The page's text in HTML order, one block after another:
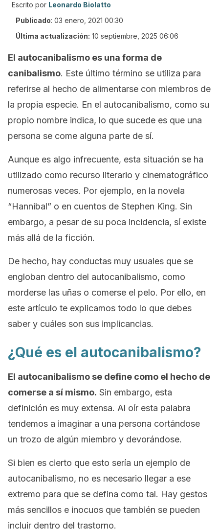
Escrito por Leonardo Biolatto
Publicado: 03 enero, 2021 00:30
Última actualización: 10 septiembre, 2025 06:06
El autocanibalismo es una forma de
canibalismo. Este último término se utiliza para
referirse al hecho de alimentarse con miembros de
la propia especie. En el autocanibalismo, como su
propio nombre indica, lo que sucede es que una
persona se come alguna parte de sí.
Aunque es algo infrecuente, esta situación se ha
utilizado como recurso literario y cinematográfico
numerosas veces. Por ejemplo, en la novela
“Hannibal” o en cuentos de Stephen King. Sin
embargo, a pesar de su poca incidencia, sí existe
más allá de la ficción.
De hecho, hay conductas muy usuales que se
engloban dentro del autocanibalismo, como
morderse las uñas o comerse el pelo. Por ello, en
este artículo te explicamos todo lo que debes
saber y cuáles son sus implicancias.
¿Qué es el autocanibalismo?
El autocanibalismo se define como el hecho de
comerse a sí mismo. Sin embargo, esta
definición es muy extensa. Al oír esta palabra
tendemos a imaginar a una persona cortándose
un trozo de algún miembro y devorándose.
Si bien es cierto que esto sería un ejemplo de
autocanibalismo, no es necesario llegar a ese
extremo para que se defina como tal. Hay gestos
más sencillos e inocuos que también se pueden
incluir dentro del trastorno.